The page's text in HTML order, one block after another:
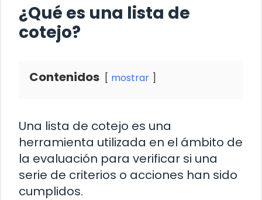
¿Qué es una lista de
cotejo?
Contenidos mostrar
Una lista de cotejo es una
herramienta utilizada en el ámbito de
la evaluación para verificar si una
serie de criterios o acciones han sido
cumplidos.